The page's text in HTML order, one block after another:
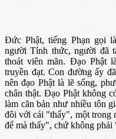
Ðức Phật, tiếng Phạn gọi
người Tỉnh thức, người đã
thoát viên mãn. Ðạo Phật
truyền đạt. Con đường ấy
nên đạo Phật là lẽ sống,
chân thật. Ðạo Phật không
làm căn bản như nhiều tôn
đôi với cái "thấy", một trong
để mà thấy", chứ không phải